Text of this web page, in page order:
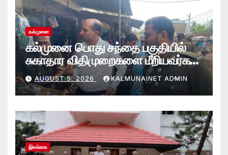
கல்முனை
கல்முனை பொது சந்தை பகுதியில்
சுகாதார விதிமுறைகளை மீறியவர்கள்
மீது சட்ட நடவடிக்கை!
AUGUST 5, 2026 KALMUNAINET ADMIN
இலங்கை